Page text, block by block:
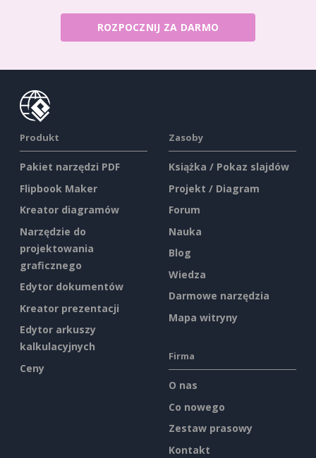
ROZPOCZNIJ ZA DARMO
Produkt
Pakiet narzędzi PDF
Flipbook Maker
Kreator diagramów
Narzędzie do
projektowania
graficznego
Edytor dokumentów
Kreator prezentacji
Edytor arkuszy
kalkulacyjnych
Ceny
Zasoby
Książka / Pokaz slajdów
Projekt / Diagram
Forum
Nauka
Blog
Wiedza
Darmowe narzędzia
Mapa witryny
Firma
O nas
Co nowego
Zestaw prasowy
Kontakt